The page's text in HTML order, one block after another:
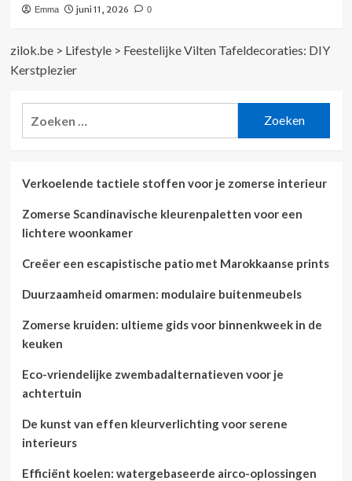
Emma juni 11, 2026 0
zilok.be> Lifestyle> Feestelijke Vilten Tafeldecoraties: DIY
Kerstplezier
Verkoelende tactiele stoffen voor je zomerse interieur
Zomerse Scandinavische kleurenpaletten voor een
lichtere woonkamer
Creëer een escapistische patio met Marokkaanse prints
Duurzaamheid omarmen: modulaire buitenmeubels
Zomerse kruiden: ultieme gids voor binnenkweek in de
keuken
Eco-vriendelijke zwembadalternatieven voor je
achtertuin
De kunst van effen kleurverlichting voor serene
interieurs
Efficiënt koelen: watergebaseerde airco-oplossingen